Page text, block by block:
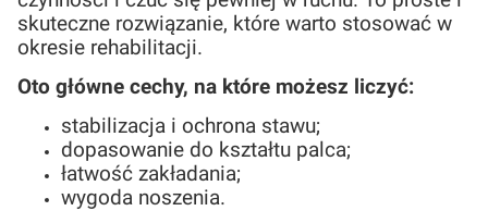
skuteczne rozwiązanie, które warto stosować w
okresie rehabilitacji.
Oto główne cechy, na które możesz liczyć:
stabilizacja i ochrona stawu;
dopasowanie do kształtu palca;
łatwość zakładania;
wygoda noszenia.